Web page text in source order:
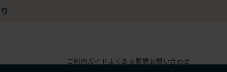
ご利用ガイド よくある質問お問い合わせ